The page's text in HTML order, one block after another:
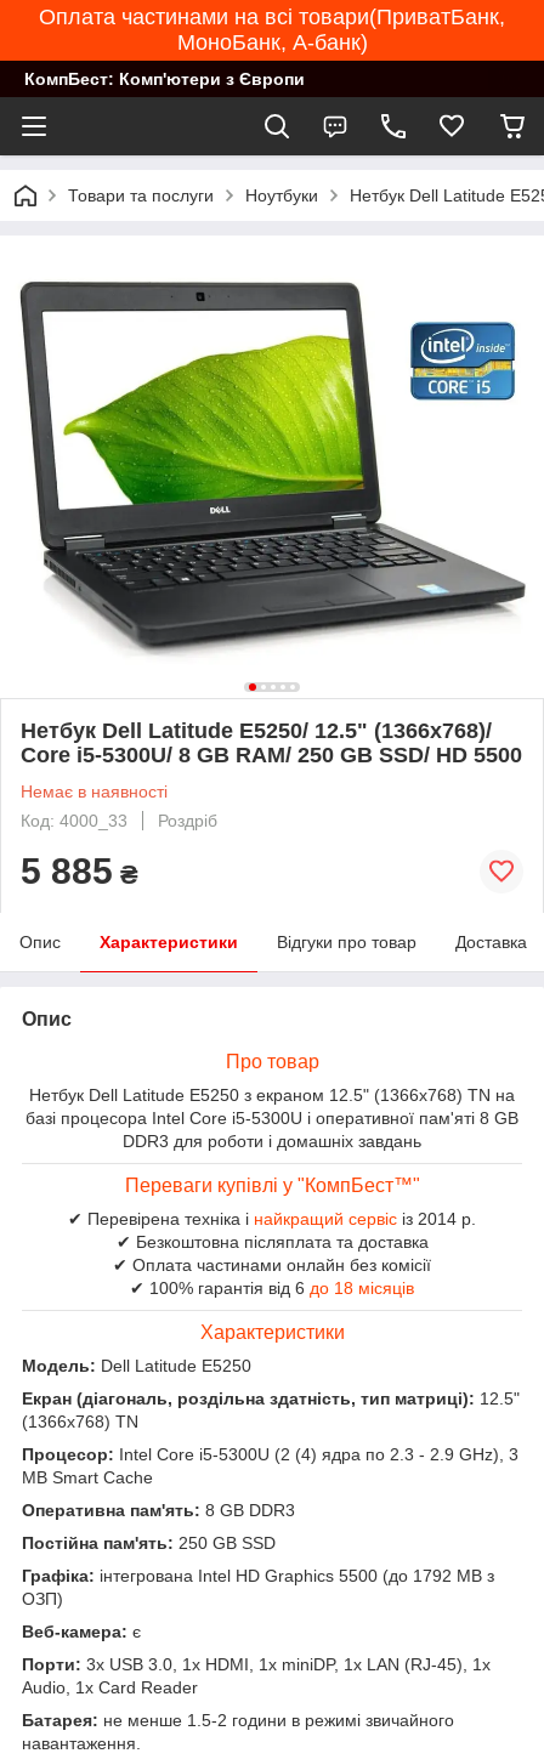
Оплата частинами на всі товари(ПриватБанк,
МоноБанк, А-банк)
КомпБест: Комп'ютери з Європи
Товари та послуги Ноутбуки Нетбук Dell Latitude
Нетбук Dell Latitude E5250/ 12.5" (1366x768)/
Core i5-5300U/ 8 GB RAM/ 250 GB SSD/ HD 5500
Немає в наявності
Код: 4000_33
Роздріб
5 885 ₴
Опис Характеристики Відгуки про товар Доставка
Опис
Про товар
Нетбук Dell Latitude E5250 з екраном 12.5" (1366x768) TN на
базі процесора Intel Core i5-5300U і оперативної пам'яті 8 GB
DDR3 для роботи і домашніх завдань
Переваги купівлі у "КомпБест™"
✔ Перевірена техніка і найкращий сервіс із 2014 р.
✔ Безкоштовна післяплата та доставка
✔ Оплата частинами онлайн без комісії
✔ 100% гарантія від 6 до 18 місяців
Характеристики
Модель: Dell Latitude E5250
Екран (діагональ, роздільна здатність, тип матриці): 12.5"
(1366x768) TN
Процесор: Intel Core i5-5300U (2 (4) ядра по 2.3 - 2.9 GHz), 3
MB Smart Cache
Оперативна пам'ять: 8 GB DDR3
Постійна пам'ять: 250 GB SSD
Графіка: інтегрована Intel HD Graphics 5500 (до 1792 MB з
ОЗП)
Веб-камера: є
Порти: 3x USB 3.0, 1x HDMI, 1x miniDP, 1x LAN (RJ-45), 1x
Audio, 1x Card Reader
Батарея: не менше 1.5-2 години в режимі звичайного
навантаження.